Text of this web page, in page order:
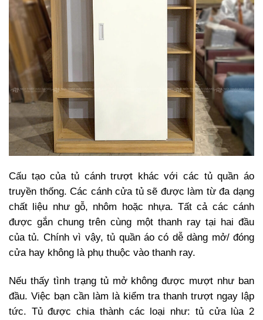
Cấu tạo của tủ cánh trượt khác với các tủ quần áo
truyền thống. Các cánh cửa tủ sẽ được làm từ đa dạng
chất liệu như gỗ, nhôm hoặc nhựa. Tất cả các cánh
được gắn chung trên cùng một thanh ray tại hai đầu
của tủ. Chính vì vậy, tủ quần áo có dễ dàng mở/ đóng
cửa hay không là phụ thuộc vào thanh ray.
Nếu thấy tình trạng tủ mở không được mượt như ban
đầu. Việc bạn cần làm là kiểm tra thanh trượt ngay lập
tức. Tủ được chia thành các loại như: tủ cửa lùa 2